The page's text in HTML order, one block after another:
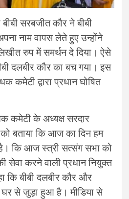
सरबजीत कौर ने बीबी
नाम वापस लेते हुए उन्होंने
रुप में समर्थन दे दिया। ऐसे
दलबीर कौर का बच गया। इस
कमेटी द्वारा प्रधान घोषित
कमेटी के अध्यक्ष सरदार
को बताया कि आज का दिन हम
कि आज स्त्री सत्संग सभा को
सेवा करने वाली प्रधान नियुक्त
कि बीबी दलबीर कौर और
घर से जुड़ा हुआ है। मीडिया से